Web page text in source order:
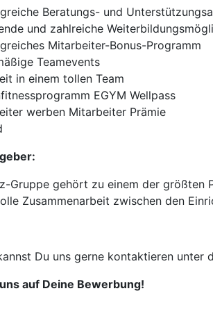
Beratungs- und
und zahlreiche
Mitarbeiter-Bonus-Programm
Teamevents
in einem tollen Team
EGYM Wellpass
werben Mitarbeiter Prämie
Gruppe gehört zu einem der
Zusammenarbeit zwischen den
Du uns gerne kontaktieren unter
auf Deine Bewerbung!